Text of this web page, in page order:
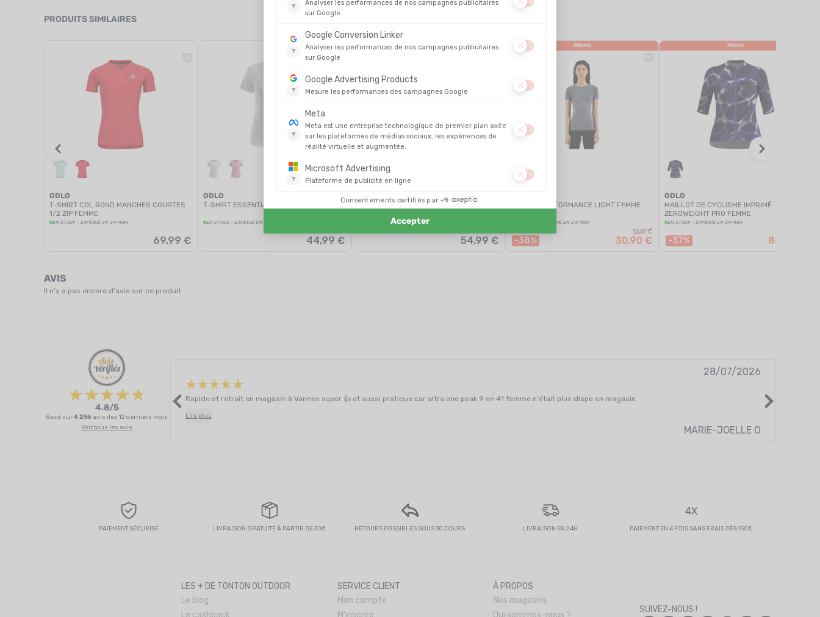
PRODUITS SIMILAIRES
ODLO
T-SHIRT COL ROND MANCHES COURTES
1/2 ZIP FEMME
EN STOCK - EXPÉDIÉ EN 24/48H
69,99 €
ODLO
T-SHIRT ESSENTIAL 365 FEMME
EN STOCK - EXPÉDIÉ EN 24/48H
44,99 €
ODLO
T-SHIRT ZEROWEIGHT CHILL-TEC 2.0
EN STOCK - EXPÉDIÉ EN 24/48H
54,99 €
PROMO
T-SHIRT PERFORMANCE LIGHT FEMME
EN STOCK - EXPÉDIÉ EN 24/48H
-38%
50,00 €
30,90 €
PROMO
ODLO
MAILLOT DE CYCLISME IMPRIMÉ
ZEROWEIGHT PRO FEMME
EN STOCK - EXPÉDIÉ EN 24/48H
-37% 84,90 €
AVIS
Il n'y a pas encore d'avis sur ce produit
4.8/5
Basé sur4 256 avis des 12 derniers mois
Voir tous les avis
28/07/2026
Rapide et retrait en magasin à Vannes super 👍 et aussi pratique car altra one peak 9 en 41 femme n'était plus dispo en magasin.
Lire plus
MARIE-JOELLE O
PAIEMENT SÉCURISÉ LIVRAISON GRATUITE À PARTIR DE 30€ RETOURS POSSIBLES SOUS 30 JOURS LIVRAISON EN 24H
4X
PAIEMENT EN 4 FOIS SANS FRAIS DÈS 150€
LES + DE TONTON OUTDOOR
Le blog
Le cashback
SERVICE CLIENT
Mon compte
M'inscrire
À PROPOS
Nos magasins
Qui sommes-nous ?
SUIVEZ-NOUS !